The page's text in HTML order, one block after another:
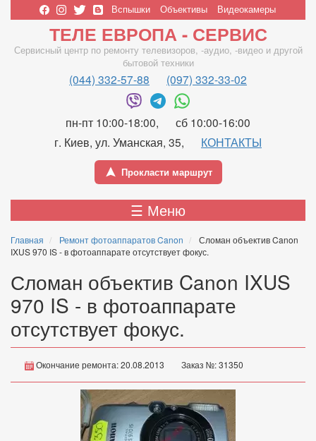
содержанию
Верхнее
меню
Вспышки Объективы Видеокамеры
ТЕЛЕ ЕВРОПА - СЕРВИС
Сервисный центр по ремонту телевизоров, -аудио, -видео и другой
бытовой техники
(044) 332-57-88 (097) 332-33-02
пн-пт 10:00-18:00
сб 10:00-16:00
г. Киев, ул. Уманская, 35
КОНТАКТЫ
Прокласти маршрут
navigation
☰ Меню
Главная Ремонт фотоаппаратов Canon
Сломан объектив Canon
IXUS 970 IS - в фотоаппарате отсутствует фокус.
Сломан объектив Canon IXUS
970 IS - в фотоаппарате
отсутствует фокус.
Окончание ремонта: 20.08.2013 Заказ №: 31350